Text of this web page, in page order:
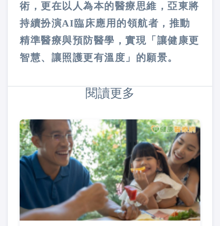
術，更在以人為本的醫療思維，亞東將
持續扮演AI臨床應用的領航者，推動
精準醫療與預防醫學，實現「讓健康更
智慧、讓照護更有溫度」的願景。
閱讀更多